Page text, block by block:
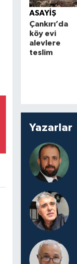
ASAYİŞ
Çankırı’da
köy evi
alevlere
teslim
Yazarlar